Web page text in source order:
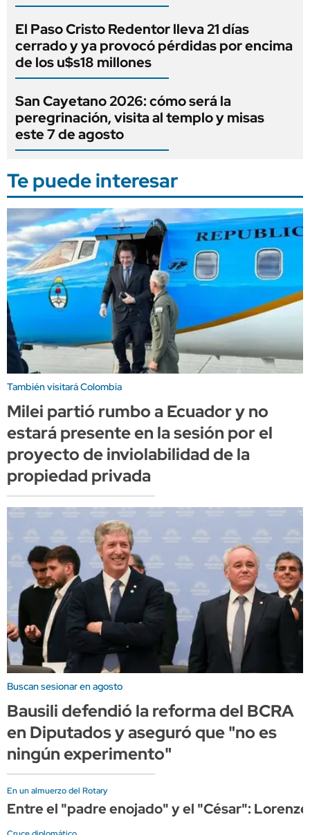
El Paso Cristo Redentor lleva 21 días
cerrado y ya provocó pérdidas por encima
de los u$s18 millones
San Cayetano 2026: cómo será la
peregrinación, visita al templo y misas
este 7 de agosto
Te puede interesar
También visitará Colombia
Milei partió rumbo a Ecuador y no
estará presente en la sesión por el
proyecto de inviolabilidad de la
propiedad privada
Buscan sesionar en agosto
Bausili defendió la reforma del BCRA
en Diputados y aseguró que "no es
ningún experimento"
En un almuerzo del Rotary
Entre el "padre enojado" y el "César":